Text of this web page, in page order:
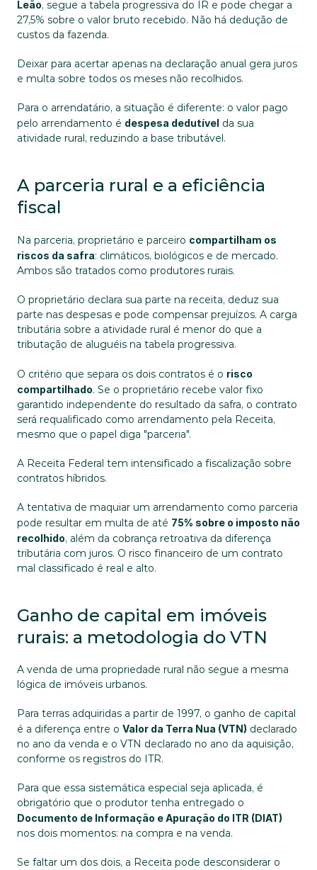
Leão, segue a tabela progressiva do IR e pode chegar a
27,5% sobre o valor bruto recebido. Não há dedução de
custos da fazenda.
Deixar para acertar apenas na declaração anual gera juros
e multa sobre todos os meses não recolhidos.
Para o arrendatário, a situação é diferente: o valor pago
pelo arrendamento é despesa dedutível da sua
atividade rural, reduzindo a base tributável.
A parceria rural e a eficiência
fiscal
Na parceria, proprietário e parceiro compartilham os
riscos da safra: climáticos, biológicos e de mercado.
Ambos são tratados como produtores rurais.
O proprietário declara sua parte na receita, deduz sua
parte nas despesas e pode compensar prejuízos. A carga
tributária sobre a atividade rural é menor do que a
tributação de aluguéis na tabela progressiva.
O critério que separa os dois contratos é o risco
compartilhado. Se o proprietário recebe valor fixo
garantido independente do resultado da safra, o contrato
será requalificado como arrendamento pela Receita,
mesmo que o papel diga "parceria".
A Receita Federal tem intensificado a fiscalização sobre
contratos híbridos.
A tentativa de maquiar um arrendamento como parceria
pode resultar em multa de até 75% sobre o imposto não
recolhido, além da cobrança retroativa da diferença
tributária com juros. O risco financeiro de um contrato
mal classificado é real e alto.
Ganho de capital em imóveis
rurais: a metodologia do VTN
A venda de uma propriedade rural não segue a mesma
lógica de imóveis urbanos.
Para terras adquiridas a partir de 1997, o ganho de capital
é a diferença entre o Valor da Terra Nua (VTN) declarado
no ano da venda e o VTN declarado no ano da aquisição,
conforme os registros do ITR.
Para que essa sistemática especial seja aplicada, é
Documento de Informação e Apuração do ITR (DIAT)
nos dois momentos: na compra e na venda.
Se faltar um dos dois, a Receita pode desconsiderar o